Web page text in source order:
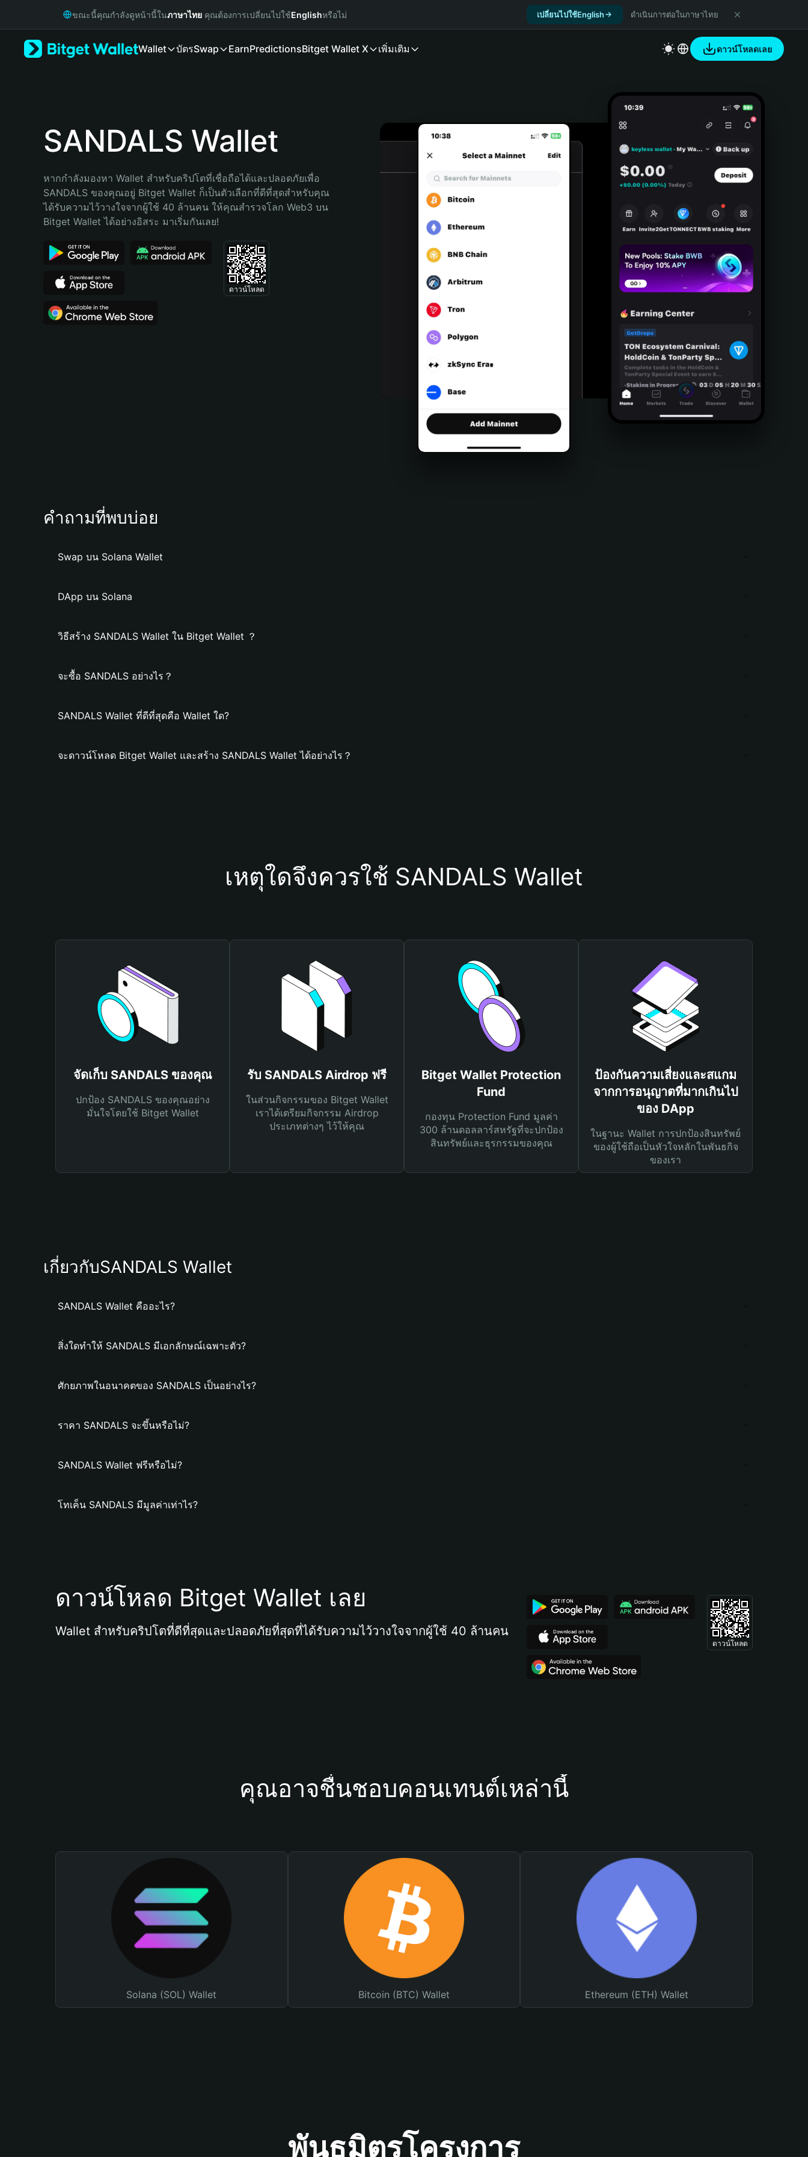
Русский
Bahasa Indonesia
Português (Brasil)
ขณะนี้คุณกำลังดูหน้านี้ในภาษาไทย คุณต้องการเปลี่ยนไปใช้Englishหรือไม่ เปลี่ยนไปใช้English ดำเนินการต่อในภาษาไทย
Wallet บัตรSwap EarnPredictionsBitget Wallet X เพิ่มเติม ดาวน์โหลดเลย
SANDALS Wallet
หากกำลังมองหา Wallet สำหรับคริปโตที่เชื่อถือได้และปลอดภัยเพื่อ
SANDALS ของคุณอยู่ Bitget Wallet ก็เป็นตัวเลือกที่ดีที่สุดสำหรับคุณ
ได้รับความไว้วางใจจากผู้ใช้ 40 ล้านคน ให้คุณสำรวจโลก Web3 บน
Bitget Wallet ได้อย่างอิสระ มาเริ่มกันเลย!
ดาวน์โหลด
คำถามที่พบบ่อย
Swap บน Solana Wallet
DApp บน Solana
วิธีสร้าง SANDALS Wallet ใน Bitget Wallet ？
จะซื้อ SANDALS อย่างไร？
SANDALS Wallet ที่ดีที่สุดคือ Wallet ใด?
จะดาวน์โหลด Bitget Wallet และสร้าง SANDALS Wallet ได้อย่างไร？
เหตุใดจึงควรใช้ SANDALS Wallet
จัดเก็บ SANDALS ของคุณ
ปกป้อง SANDALS ของคุณอย่าง
มั่นใจโดยใช้ Bitget Wallet
รับ SANDALS Airdrop ฟรี
ในส่วนกิจกรรมของ Bitget Wallet
เราได้เตรียมกิจกรรม Airdrop
ประเภทต่างๆ ไว้ให้คุณ
Bitget Wallet Protection
Fund
กองทุน Protection Fund มูลค่า
300 ล้านดอลลาร์สหรัฐที่จะปกป้อง
สินทรัพย์และธุรกรรมของคุณ
ป้องกันความเสี่ยงและสแกม
จากการอนุญาตที่มากเกินไป
ของ DApp
ในฐานะ Wallet การปกป้องสินทรัพย์
ของผู้ใช้ถือเป็นหัวใจหลักในพันธกิจ
ของเรา
เกี่ยวกับSANDALS Wallet
SANDALS Wallet คืออะไร?
สิ่งใดทำให้ SANDALS มีเอกลักษณ์เฉพาะตัว?
ศักยภาพในอนาคตของ SANDALS เป็นอย่างไร?
ราคา SANDALS จะขึ้นหรือไม่?
SANDALS Wallet ฟรีหรือไม่?
โทเค็น SANDALS มีมูลค่าเท่าไร?
ดาวน์โหลด Bitget Wallet เลย
Wallet สำหรับคริปโตที่ดีที่สุดและปลอดภัยที่สุดที่ได้รับความไว้วางใจจากผู้ใช้ 40 ล้านคน
ดาวน์โหลด
คุณอาจชื่นชอบคอนเทนต์เหล่านี้
Solana (SOL) Wallet Bitcoin (BTC) Wallet Ethereum (ETH) Wallet
พันธมิตรโครงการ